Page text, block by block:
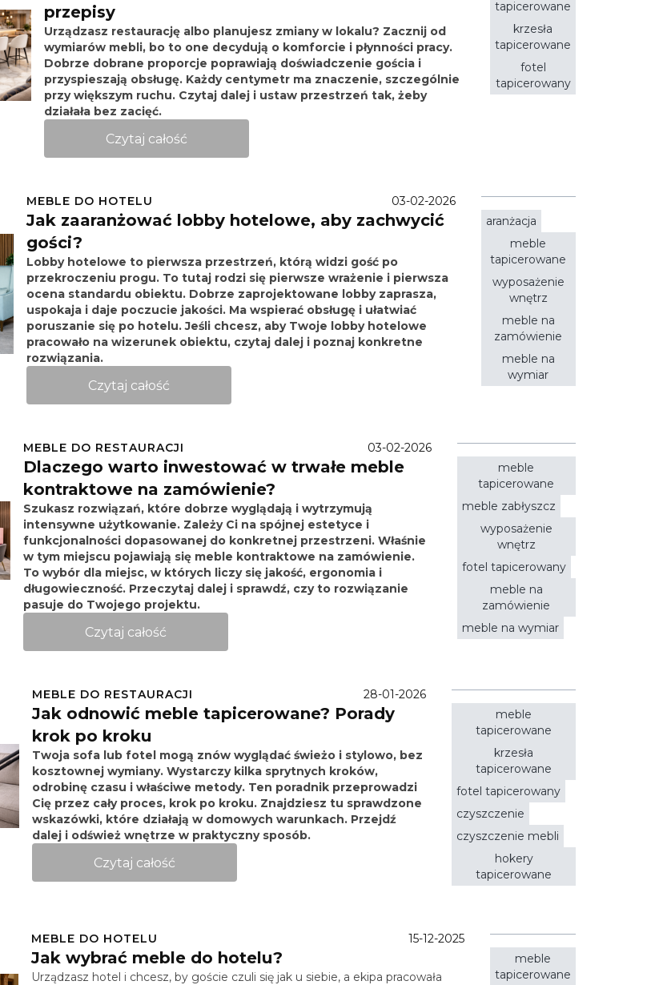
przepisy
Urządzasz restaurację albo planujesz zmiany w lokalu? Zacznij od
wymiarów mebli, bo to one decydują o komforcie i płynności pracy.
Dobrze dobrane proporcje poprawiają doświadczenie gościa i
przyspieszają obsługę. Każdy centymetr ma znaczenie, szczególnie
przy większym ruchu. Czytaj dalej i ustaw przestrzeń tak, żeby
działała bez zacięć.
Czytaj całość
tapicerowane
krzesła
tapicerowane
fotel
tapicerowany
MEBLE DO HOTELU 03-02-2026
Jak zaaranżować lobby hotelowe, aby zachwycić
gości?
Lobby hotelowe to pierwsza przestrzeń, którą widzi gość po
przekroczeniu progu. To tutaj rodzi się pierwsze wrażenie i pierwsza
ocena standardu obiektu. Dobrze zaprojektowane lobby zaprasza,
uspokaja i daje poczucie jakości. Ma wspierać obsługę i ułatwiać
poruszanie się po hotelu. Jeśli chcesz, aby Twoje lobby hotelowe
pracowało na wizerunek obiektu, czytaj dalej i poznaj konkretne
rozwiązania.
Czytaj całość
aranżacja
meble
tapicerowane
wyposażenie
wnętrz
meble na
zamówienie
meble na
wymiar
MEBLE DO RESTAURACJI 03-02-2026
Dlaczego warto inwestować w trwałe meble
kontraktowe na zamówienie?
Szukasz rozwiązań, które dobrze wyglądają i wytrzymują
intensywne użytkowanie. Zależy Ci na spójnej estetyce i
funkcjonalności dopasowanej do konkretnej przestrzeni. Właśnie
w tym miejscu pojawiają się meble kontraktowe na zamówienie.
To wybór dla miejsc, w których liczy się jakość, ergonomia i
długowieczność. Przeczytaj dalej i sprawdź, czy to rozwiązanie
pasuje do Twojego projektu.
Czytaj całość
meble
tapicerowane
meble zabłyszcz
wyposażenie
wnętrz
fotel tapicerowany
meble na
zamówienie
meble na wymiar
MEBLE DO RESTAURACJI 28-01-2026
Jak odnowić meble tapicerowane? Porady
krok po kroku
Twoja sofa lub fotel mogą znów wyglądać świeżo i stylowo, bez
kosztownej wymiany. Wystarczy kilka sprytnych kroków,
odrobinę czasu i właściwe metody. Ten poradnik przeprowadzi
Cię przez cały proces, krok po kroku. Znajdziesz tu sprawdzone
wskazówki, które działają w domowych warunkach. Przejdź
dalej i odśwież wnętrze w praktyczny sposób.
Czytaj całość
meble
tapicerowane
krzesła
tapicerowane
fotel tapicerowany
czyszczenie
czyszczenie mebli
hokery
tapicerowane
MEBLE DO HOTELU 15-12-2025
Jak wybrać meble do hotelu?
Urządzasz hotel i chcesz, by goście czuli się jak u siebie, a ekipa pracowała
meble
tapicerowane